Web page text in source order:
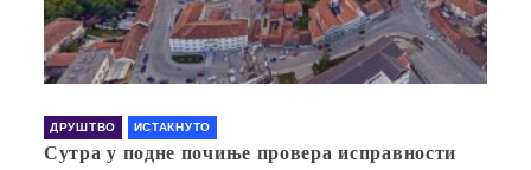
ДРУШТВО ИСТАКНУТО
Сутра у подне почиње провера исправности